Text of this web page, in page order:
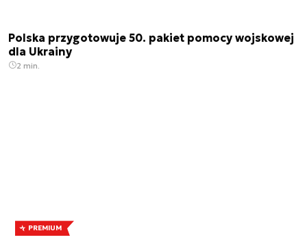
Polska przygotowuje 50. pakiet pomocy wojskowej
dla Ukrainy
2 min.
PREMIUM